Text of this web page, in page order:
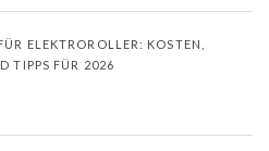
ELEKTROROLLER: KOSTEN,
TIPPS FÜR 2026